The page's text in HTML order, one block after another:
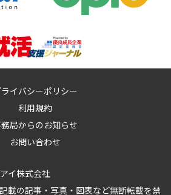
ライバシーポリシー
利用規約
局からのお知らせ
お問い合わせ
イ株式会社
載の記事・写真・図表など無断転載を禁